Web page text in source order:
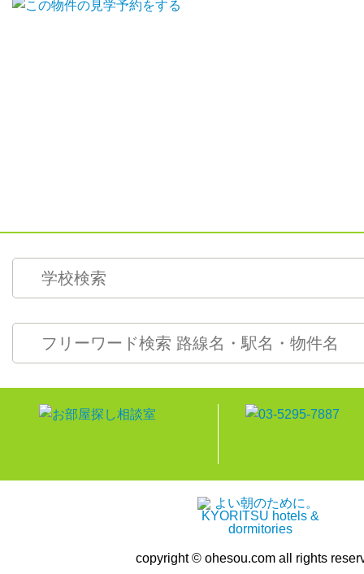
copyright © ohesou.com all rights